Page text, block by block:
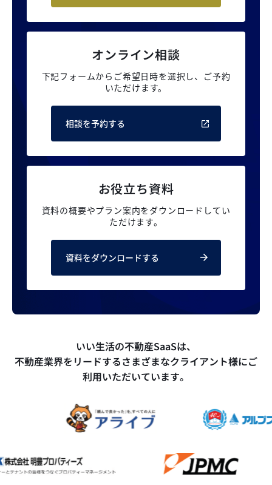
オンライン相談
下記フォームからご希望日時を選択し、 ご予約
いただけます。
相談を予約する
お役立ち資料
資料の概要やプラン案内をダウンロードしてい
ただけます。
資料をダウンロードする
いい生活の不動産SaaSは、
不動産業界をリードするさまざまなクライアント様にご
利用いただいています。